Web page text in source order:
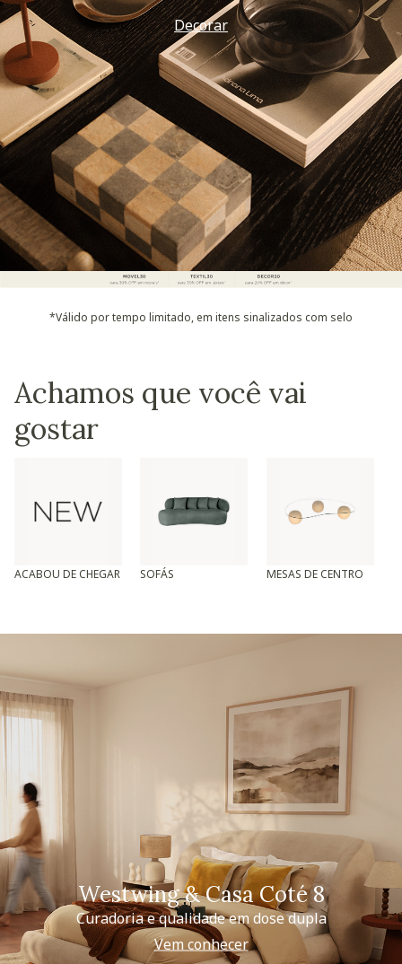
Vem ver
*Válido por tempo limitado, em itens sinalizados com selo
Achamos que você vai
gostar
ACABOU DE CHEGAR SOFÁS MESAS DE CENTRO
Westwing & Casa Coté 8
Curadoria e qualidade em dose dupla
Vem conhecer